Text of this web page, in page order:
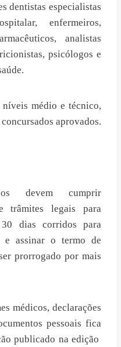
dentistas especialistas
enfermeiros,
analistas
psicólogos e
médio e técnico,
aprovados.
devem cumprir
trâmites legais para
dias corridos para
e assinar o termo de
prorrogado por mais
médicos, declarações
pessoais fica
publicado na edição